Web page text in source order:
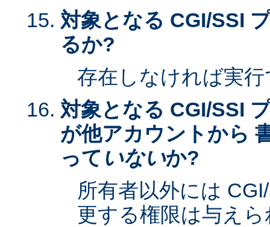
対象となる CGI/SSI
るか?
存在しなければ実
対象となる CGI/SSI
が他アカウントから
って いないか?
所有者以外には
更する権限は与え